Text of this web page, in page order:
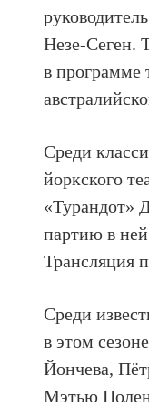
Незе-Сеген.
в программе
Среди
йоркского
«Турандот»
партию в
Трансляция
Среди
в этом
Йончева,
Мэтью